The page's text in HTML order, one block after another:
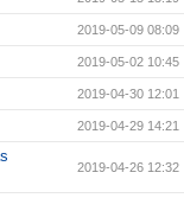
2019-05-09 08:09
2019-05-02 10:45
2019-04-30 12:01
2019-04-29 14:21
2019-04-26 12:32